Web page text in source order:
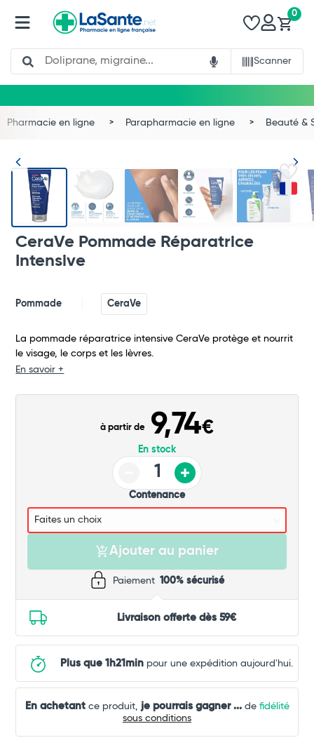
Search
Scanner
0
Total
Commander
Pharmacie en ligne Parapharmacie en ligne Beauté &
CeraVe Pommade Réparatrice
Intensive
Pommade CeraVe
La pommade réparatrice intensive CeraVe protège et nourrit
le visage, le corps et les lèvres.
En savoir +
à partir de 9,74€
En stock
Contenance
Ajouter au panier
Paiement 100% sécurisé
Livraison offerte dès 59€
Plus que 1h21min pour une expédition aujourd'hui.
En achetantce produit, je pourrais gagner ...de fidélité
sous conditions